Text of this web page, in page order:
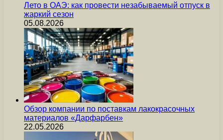
Лето в ОАЭ: как провести незабываемый отпуск в
жаркий сезон
05.08.2026
Обзор компании по поставкам лакокрасочных
материалов «Дарфарбен»
22.05.2026